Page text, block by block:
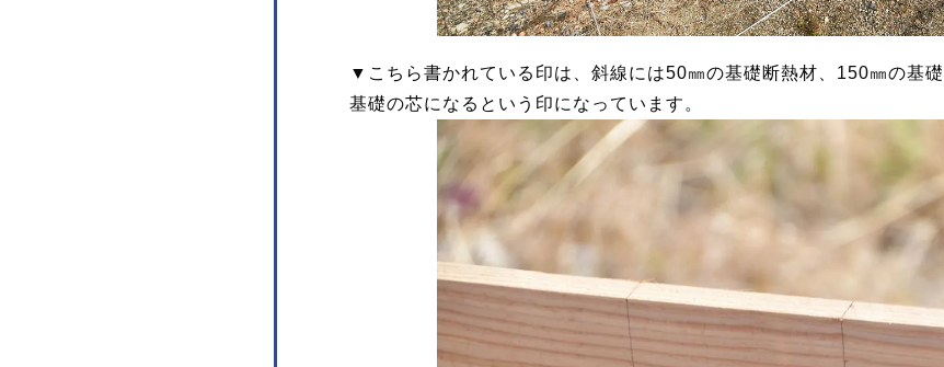
▼こちら書かれている印は、斜線には50㎜の基礎断熱材、150㎜の基
基礎の芯になるという印になっています。